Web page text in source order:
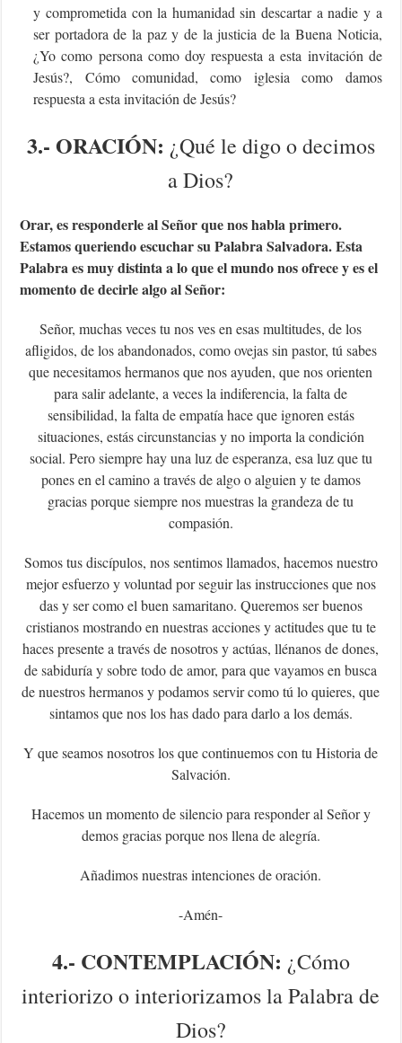
y comprometida con la humanidad sin descartar a nadie y a
ser portadora de la paz y de la justicia de la Buena Noticia,
¿Yo como persona como doy respuesta a esta invitación de
Jesús?, Cómo comunidad, como iglesia como damos
respuesta a esta invitación de Jesús?
3.- ORACIÓN: ¿Qué le digo o decimos
a Dios?
Orar, es responderle al Señor que nos habla primero.
Estamos queriendo escuchar su Palabra Salvadora. Esta
Palabra es muy distinta a lo que el mundo nos ofrece y es el
momento de decirle algo al Señor:
Señor, muchas veces tu nos ves en esas multitudes, de los
afligidos, de los abandonados, como ovejas sin pastor, tú sabes
que necesitamos hermanos que nos ayuden, que nos orienten
para salir adelante, a veces la indiferencia, la falta de
sensibilidad, la falta de empatía hace que ignoren estás
situaciones, estás circunstancias y no importa la condición
social. Pero siempre hay una luz de esperanza, esa luz que tu
pones en el camino a través de algo o alguien y te damos
gracias porque siempre nos muestras la grandeza de tu
compasión.
Somos tus discípulos, nos sentimos llamados, hacemos nuestro
mejor esfuerzo y voluntad por seguir las instrucciones que nos
das y ser como el buen samaritano. Queremos ser buenos
cristianos mostrando en nuestras acciones y actitudes que tu te
haces presente a través de nosotros y actúas, llénanos de dones,
de sabiduría y sobre todo de amor, para que vayamos en busca
de nuestros hermanos y podamos servir como tú lo quieres, que
sintamos que nos los has dado para darlo a los demás.
Y que seamos nosotros los que continuemos con tu Historia de
Salvación.
Hacemos un momento de silencio para responder al Señor y
demos gracias porque nos llena de alegría.
Añadimos nuestras intenciones de oración.
-Amén-
4.- CONTEMPLACIÓN: ¿Cómo
interiorizo o interiorizamos la Palabra de
Dios?